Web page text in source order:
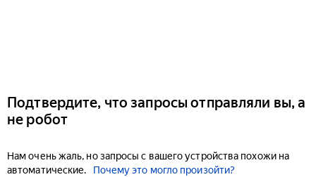
Подтвердите, что запросы отправляли вы, а
не робот
Нам очень жаль, но запросы с вашего устройства похожи на
автоматические.
Почему это могло произойти?